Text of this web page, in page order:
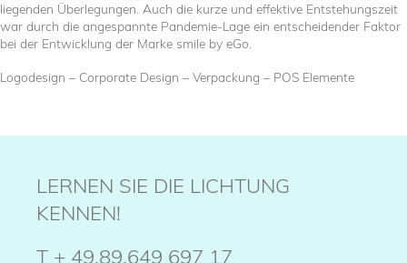
liegenden Überlegungen. Auch die kurze und effektive Entstehungszeit
war durch die angespannte Pandemie-Lage ein entscheidender Faktor
bei der Entwicklung der Marke smile by eGo.
Logodesign – Corporate Design – Verpackung – POS Elemente
LERNEN SIE DIE LICHTUNG
KENNEN!
T + 49.89.649 697 17